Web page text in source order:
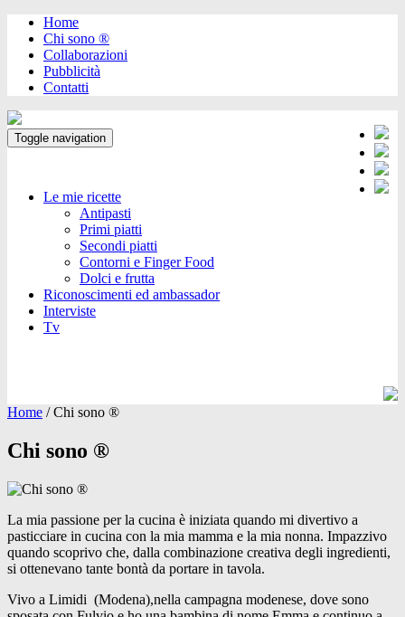
Home
Chi sono ®️
Collaborazioni
Pubblicità
Contatti
Toggle navigation
Le mie ricette
Antipasti
Primi piatti
Secondi piatti
Contorni e Finger Food
Dolci e frutta
Riconoscimenti ed ambassador
Interviste
Tv
Home /Chi sono ®️
Chi sono ®️
La mia passione per la cucina è iniziata quando mi divertivo a
pasticciare in cucina con la mia mamma e la mia nonna. Impazzivo
quando scoprivo che, dalla combinazione creativa degli ingredienti,
si ottenevano tante bontà da portare in tavola.
Vivo a Limidi (Modena),nella campagna modenese, dove sono